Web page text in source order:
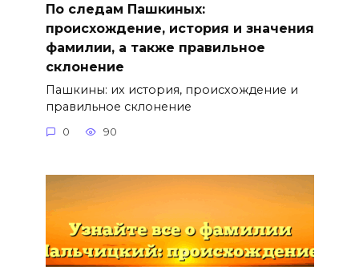
По следам Пашкиных:
происхождение, история и значения
фамилии, а также правильное
склонение
Пашкины: их история, происхождение и
правильное склонение
0 90